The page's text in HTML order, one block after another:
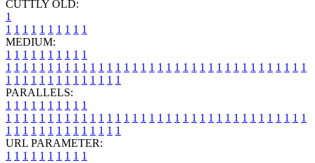
CUTTLY OLD:
1
1 1 1 1 1 1 1 1 1 1
MEDIUM:
1 1 1 1 1 1 1 1 1 1
1 1 1 1 1 1 1 1 1 1 1 1 1 1 1 1 1 1 1 1 1 1 1 1 1 1 1 1 1 1 1 1 1 1 1 1
1 1 1 1 1 1 1 1 1 1 1 1 1 1
PARALLELS:
1 1 1 1 1 1 1 1 1 1
1 1 1 1 1 1 1 1 1 1 1 1 1 1 1 1 1 1 1 1 1 1 1 1 1 1 1 1 1 1 1 1 1 1 1 1
1 1 1 1 1 1 1 1 1 1 1 1 1 1
URL PARAMETER:
1 1 1 1 1 1 1 1 1 1